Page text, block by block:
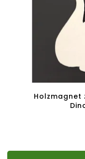
Holzmagnet